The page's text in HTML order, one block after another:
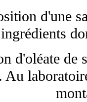
d'une
d'oléate de
Au